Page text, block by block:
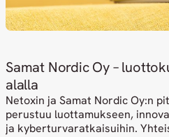
Samat Nordic Oy –
alalla
Netoxin ja Samat Nordic Oy:n
perustuu luottamukseen,
ja kyberturvaratkaisuihin.